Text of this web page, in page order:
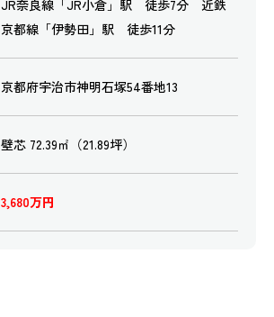
JR奈良線「JR小倉」駅 徒歩7分 近鉄
京都線「伊勢田」駅 徒歩11分
京都府宇治市神明石塚54番地13
壁芯 72.39㎡（21.89坪）
3,680万円